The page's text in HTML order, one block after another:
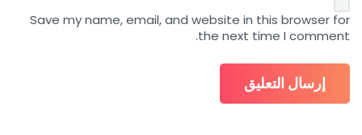
Save my name, email, and website in this browser for
the next time I comment.